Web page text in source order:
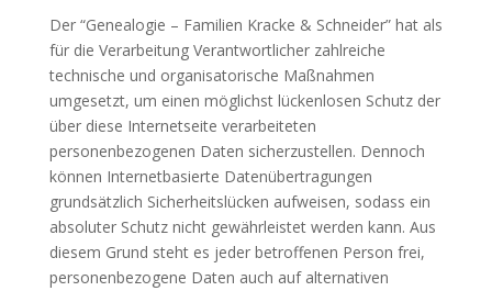
Der “Genealogie – Familien Kracke & Schneider” hat als
für die Verarbeitung Verantwortlicher zahlreiche
technische und organisatorische Maßnahmen
umgesetzt, um einen möglichst lückenlosen Schutz der
über diese Internetseite verarbeiteten
personenbezogenen Daten sicherzustellen. Dennoch
können Internetbasierte Datenübertragungen
grundsätzlich Sicherheitslücken aufweisen, sodass ein
absoluter Schutz nicht gewährleistet werden kann. Aus
diesem Grund steht es jeder betroffenen Person frei,
personenbezogene Daten auch auf alternativen